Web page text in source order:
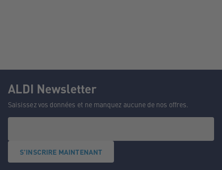
ALDI Newsletter
Saisissez vos données et ne manquez aucune de nos offres.
S'INSCRIRE MAINTENANT